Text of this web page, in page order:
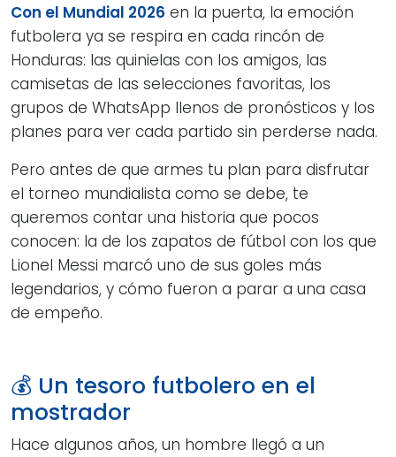
Con el Mundial 2026 en la puerta, la emoción
futbolera ya se respira en cada rincón de
Honduras: las quinielas con los amigos, las
camisetas de las selecciones favoritas, los
grupos de WhatsApp llenos de pronósticos y los
planes para ver cada partido sin perderse nada.
Pero antes de que armes tu plan para disfrutar
el torneo mundialista como se debe, te
queremos contar una historia que pocos
conocen: la de los zapatos de fútbol con los que
Lionel Messi marcó uno de sus goles más
legendarios, y cómo fueron a parar a una casa
de empeño.
💰 Un tesoro futbolero en el
mostrador
Hace algunos años, un hombre llegó a un